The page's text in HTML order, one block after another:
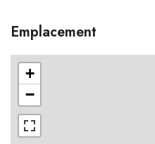
Emplacement
+
−